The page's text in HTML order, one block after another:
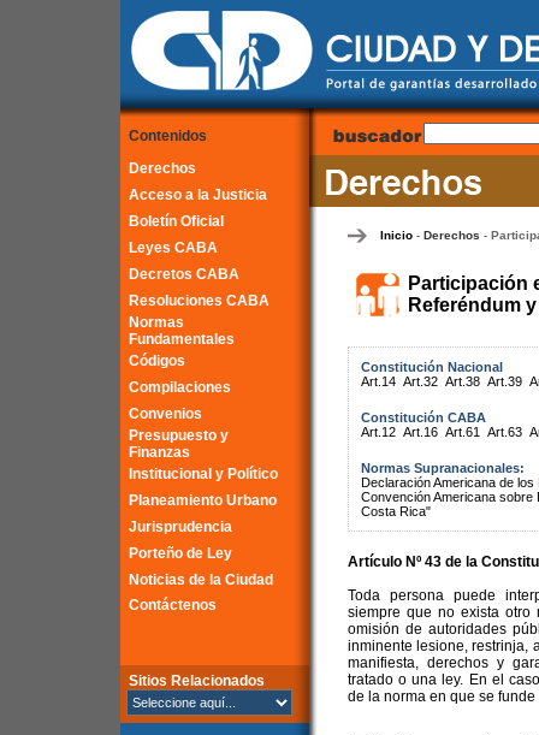
Contenidos
Derechos
Acceso a la Justicia
Boletín Oficial
Leyes CABA
Decretos CABA
Resoluciones CABA
Normas
Fundamentales
Códigos
Compilaciones
Convenios
Presupuesto y
Finanzas
Institucional y Político
Planeamiento Urbano
Jurisprudencia
Porteño de Ley
Noticias de la Ciudad
Contáctenos
Sitios Relacionados
Inicio- Derechos -
Participación
Referéndum
Constitución Nacional
Art.14 Art.32 Art.38 Art.39
Constitución CABA
Art.12 Art.16 Art.61 Art.63
Normas Supranacionales:
Declaración Americana de
Convención Americana
Costa Rica"
Artículo Nº 43 de la
Toda persona puede
siempre que no exista otro
omisión de autoridades
inminente lesione, restrinja,
manifiesta, derechos y
tratado o una ley. En el
de la norma en que se